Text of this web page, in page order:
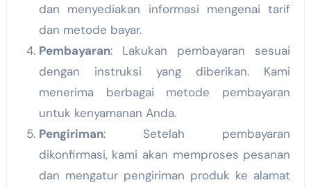
dan menyediakan informasi mengenai tarif
dan metode bayar.
Pembayaran: Lakukan pembayaran sesuai
dengan instruksi yang diberikan. Kami
menerima berbagai metode pembayaran
untuk kenyamanan Anda.
Pengiriman: Setelah pembayaran
dikonfirmasi, kami akan memproses pesanan
dan mengatur pengiriman produk ke alamat